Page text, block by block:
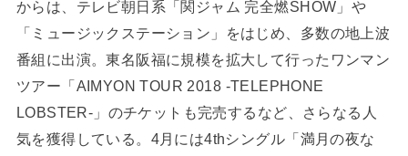
からは、テレビ朝日系「関ジャム 完全燃SHOW」や
「ミュージックステーション」をはじめ、多数の地上波
番組に出演。東名阪福に規模を拡大して行ったワンマン
ツアー「AIMYON TOUR 2018 -TELEPHONE
LOBSTER-」のチケットも完売するなど、さらなる人
気を獲得している。4月には4thシングル「満月の夜な